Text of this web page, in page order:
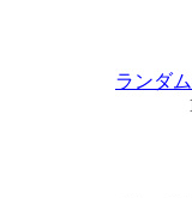
ランダ